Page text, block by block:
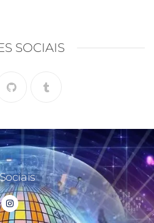
SOCIAIS